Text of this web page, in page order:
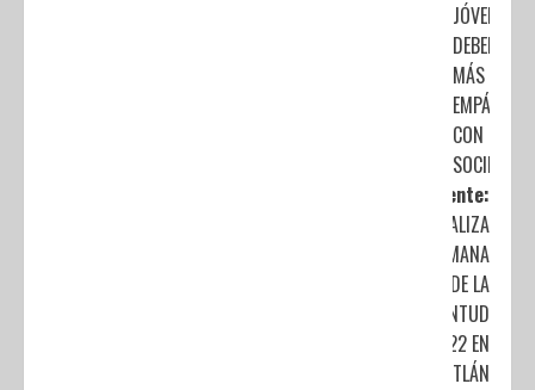
JÓVENES
DEBEN SER
MÁS
EMPÁTICOS
CON LA
SOCIEDAD
Siguiente:
SE REALIZA
LA SEMANA
DE LA
JUVENTUD
2022 EN
CUAUTITLÁN